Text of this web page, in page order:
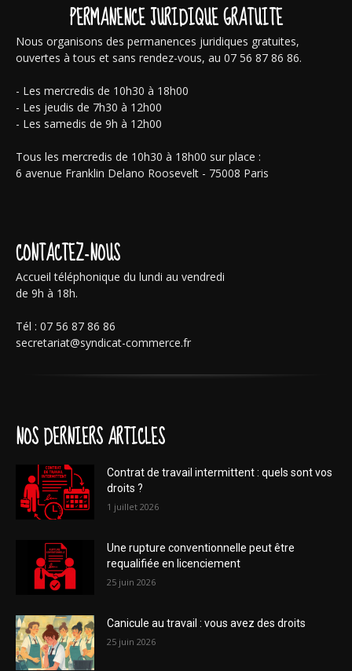
PERMANENCE JURIDIQUE GRATUITE
Nous organisons des permanences juridiques gratuites,
ouvertes à tous et sans rendez-vous, au 07 56 87 86 86.
- Les mercredis de 10h30 à 18h00
- Les jeudis de 7h30 à 12h00
- Les samedis de 9h à 12h00
Tous les mercredis de 10h30 à 18h00 sur place :
6 avenue Franklin Delano Roosevelt - 75008 Paris
CONTACTEZ-NOUS
Accueil téléphonique du lundi au vendredi
de 9h à 18h.
Tél : 07 56 87 86 86
secretariat@syndicat-commerce.fr
NOS DERNIERS ARTICLES
Contrat de travail intermittent : quels sont vos
droits ?
1 juillet 2026
Une rupture conventionnelle peut être
requalifiée en licenciement
25 juin 2026
Canicule au travail : vous avez des droits
25 juin 2026